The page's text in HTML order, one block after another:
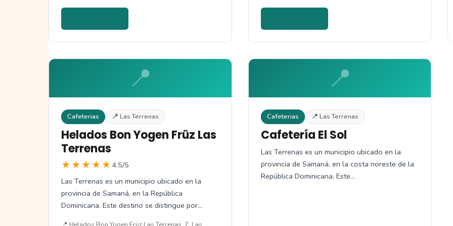
📍
Cafeterias 📍 Las Terrenas
Helados Bon Yogen Früz Las
Terrenas
★★★★★ 4.5/5
Las Terrenas es un municipio ubicado en la
provincia de Samaná, en la República
Dominicana. Este destino se distingue por…
📍
Cafeterias 📍 Las Terrenas
Cafetería El Sol
Las Terrenas es un municipio ubicado en la
provincia de Samaná, en la costa noreste de la
República Dominicana. Este…